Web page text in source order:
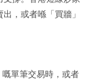
，或者喺「買牆」
單筆交易時，或者